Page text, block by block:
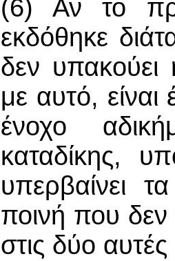
(6) Αν το
εκδόθηκε
δεν
με αυτό, είναι
ένοχο
καταδίκης,
υπερβαίνει
ποινή που
στις δύο αυτές